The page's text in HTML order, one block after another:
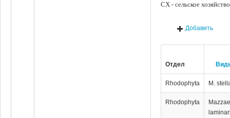
СХ - сельское
Добавить
Отдел
Rhodophyta M.
Rhodophyta